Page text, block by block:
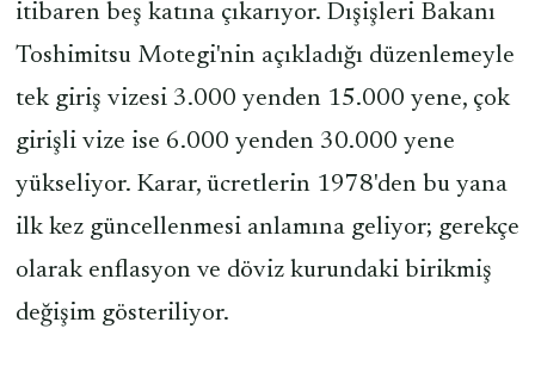
itibaren beş katına çıkarıyor. Dışişleri Bakanı
Toshimitsu Motegi'nin açıkladığı düzenlemeyle
tek giriş vizesi 3.000 yenden 15.000 yene, çok
girişli vize ise 6.000 yenden 30.000 yene
yükseliyor. Karar, ücretlerin 1978'den bu yana
ilk kez güncellenmesi anlamına geliyor; gerekçe
olarak enflasyon ve döviz kurundaki birikmiş
değişim gösteriliyor.